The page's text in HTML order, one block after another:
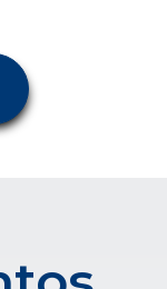
e